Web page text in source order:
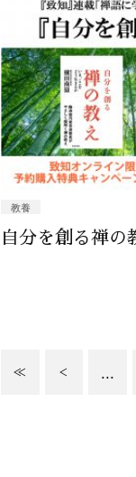
教養
自分を創る禅の
...